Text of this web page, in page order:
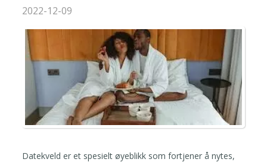
2022-12-09
Datekveld er et spesielt øyeblikk som fortjener å nytes,